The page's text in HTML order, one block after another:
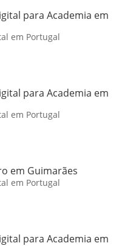
para Academia em
em Portugal
para Academia em
em Portugal
em Guimarães
em Portugal
para Academia em